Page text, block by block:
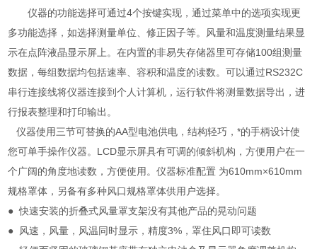
仪器的功能选择可通过4个按键实现，通过菜单中的选项实现更
多功能选择，如选择测量单位、修正因子等。风量和温度测量结果显
示在点阵液晶显示屏上。在内置的非易失存储器里可存储100组测量
数据，每组数据均包括速率、容积和温度的读数。可以通过RS232C
串行连接线将仪器连接到个人计算机，运行软件将测量数据导出，进
行报表整理和打印输出。
仪器使用三节可替换的AA型电池供电，结构轻巧，*的手柄设计使
您可单手操作仪器。LCD显示屏具有可调的倾斜机构，方便用户在一
个广阔的角度地读数，方便使用。仪器标准配置 为610mm×610mm
规格罩体，另备有多种风口规格罩体供用户选择。
● 快速安装的折叠式风量罩支架没有其他产品的晃动问题
●
风速，风量，风温同时显示，精度3%，罩住风口即可读数